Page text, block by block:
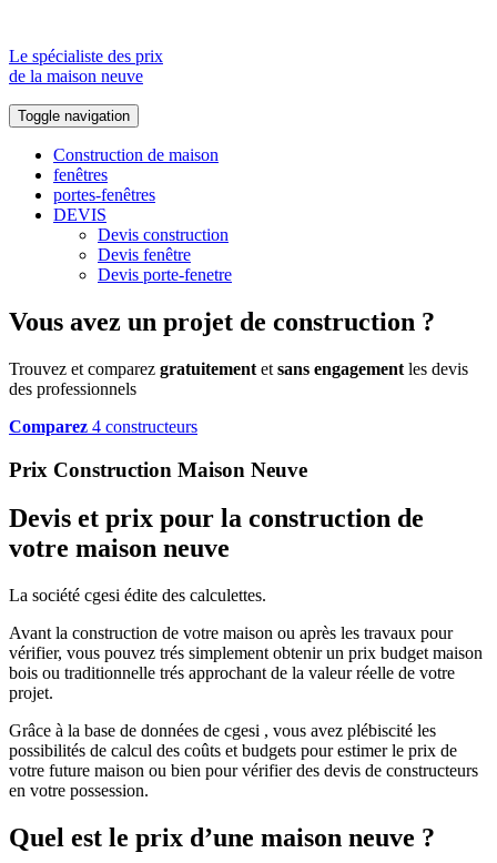
Le spécialiste des prix
de la maison neuve
Toggle navigation
Construction de maison
fenêtres
portes-fenêtres
DEVIS
Devis construction
Devis fenêtre
Devis porte-fenetre
Vous avez un projet de construction ?
Trouvez et comparez gratuitement et sans engagement les devis
des professionnels
Comparez 4 constructeurs
Prix Construction Maison Neuve
Devis et prix pour la construction de
votre maison neuve
La société cgesi édite des calculettes.
Avant la construction de votre maison ou après les travaux pour
vérifier, vous pouvez trés simplement obtenir un prix budget maison
bois ou traditionnelle trés approchant de la valeur réelle de votre
projet.
Grâce à la base de données de cgesi , vous avez plébiscité les
possibilités de calcul des coûts et budgets pour estimer le prix de
votre future maison ou bien pour vérifier des devis de constructeurs
en votre possession.
Quel est le prix d’une maison neuve ?